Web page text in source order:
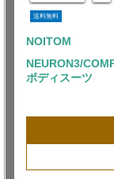
送料無料
NOITOM
NEURON3/
ボディスーツ